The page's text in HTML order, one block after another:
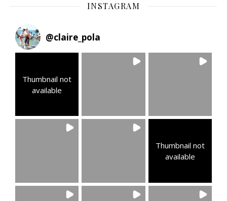
INSTAGRAM
@claire_pola
Thumbnail not
available
Thumbnail not
available